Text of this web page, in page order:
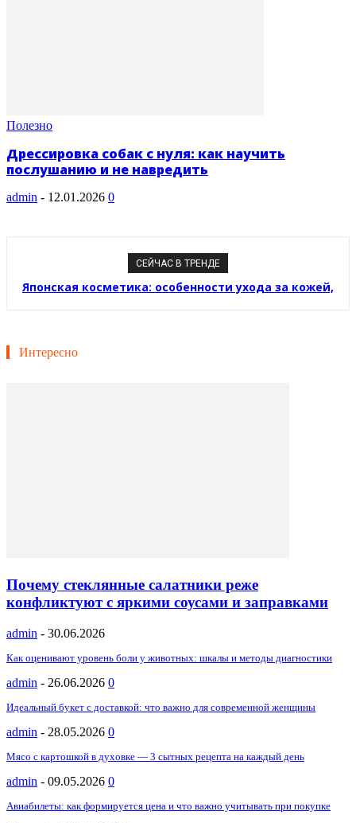
Полезно
Дрессировка собак с нуля: как научить
послушанию и не навредить
admin - 12.01.2026 0
СЕЙЧАС В ТРЕНДЕ
Японская косметика: особенности ухода за кожей,
Интересно
Почему стеклянные салатники реже
конфликтуют с яркими соусами и заправками
admin - 30.06.2026
Как оценивают уровень боли у животных: шкалы и методы диагностики
admin - 26.06.2026 0
Идеальный букет с доставкой: что важно для современной женщины
admin - 28.05.2026 0
Мясо с картошкой в духовке — 3 сытных рецепта на каждый день
admin - 09.05.2026 0
Авиабилеты: как формируется цена и что важно учитывать при покупке